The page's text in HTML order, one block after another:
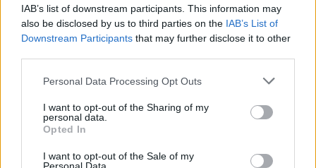
IAB’s list of downstream participants. This information may
also be disclosed by us to third parties on the IAB’s List of
Downstream Participants that may further disclose it to other
Please note that this website/app uses one or more Google
not limited to your visit or usage behaviour. You may click to
grant or deny consent to Google and its third-party tags to
use your data for below specified purposes in below Google
consent section.
Personal Data Processing Opt Outs
I want to opt-out of the Sharing of my
personal data.
Opted In
I want to opt-out of the Sale of my
#CELEB VAGYOK, MENTS KI INNEN! #ADÁSRÉSZLETEK
#CELEB VAGYOK MENTS KI INNEN #6. ÉVAD #VIDEÓ
#KINCSVADÁSZAT